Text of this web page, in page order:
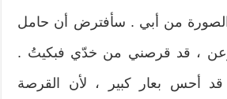
من أبي . سأفترض أن حامل
، قد قرصني من خدّي فبكيتُ .
أحس بعار كبير ، لأن القرصة